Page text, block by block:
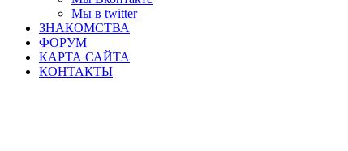
Мы в twitter
ЗНАКОМСТВА
ФОРУМ
КАРТА САЙТА
КОНТАКТЫ